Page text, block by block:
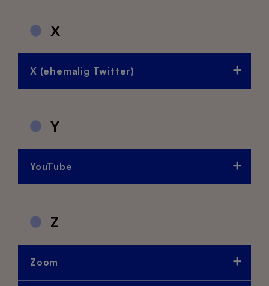
X
X (ehemalig Twitter)
Y
YouTube
Z
Zoom